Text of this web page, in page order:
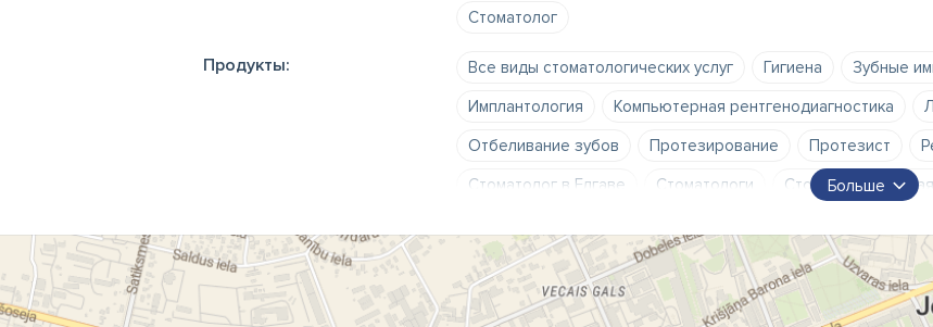
Стоматолог
Продукты: Все виды стоматологических услуг Гигиена Зубные
Имплантология
Компьютерная рентгенодиагностика
Отбеливание зубов
Протезирование Протезист
Стоматолог в Елгаве
Стоматологи
лечение зубов
стоматология
Больше